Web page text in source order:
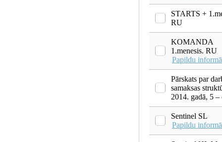
STARTS +
RU
KOMANDA
1.menesis. RU
Papildu
Pārskats par
samaksas
2014. gadā, 5 –
Sentinel SL
Papildu